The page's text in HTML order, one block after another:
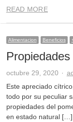
READ MORE
Alimentacion Beneficios
octubre 29, 2020
Este apreciado
todo por su peculiar
propiedades del
en estado natural […]